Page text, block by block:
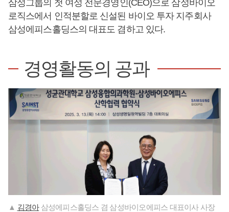
삼성그룹의 첫 여성 전문경영인(CEO)으로 삼성바이오
로직스에서 인적분할로 신설된 바이오 투자 지주회사
삼성에피스홀딩스의 대표도 겸하고 있다.
경영활동의 공과
▲ 김경아삼성에피스홀딩스 겸 삼성바이오에피스 대표이사 사장